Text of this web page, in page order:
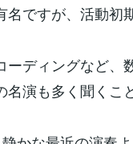
名ですが、活動初
ディングなど、
名演も多く聞くこ